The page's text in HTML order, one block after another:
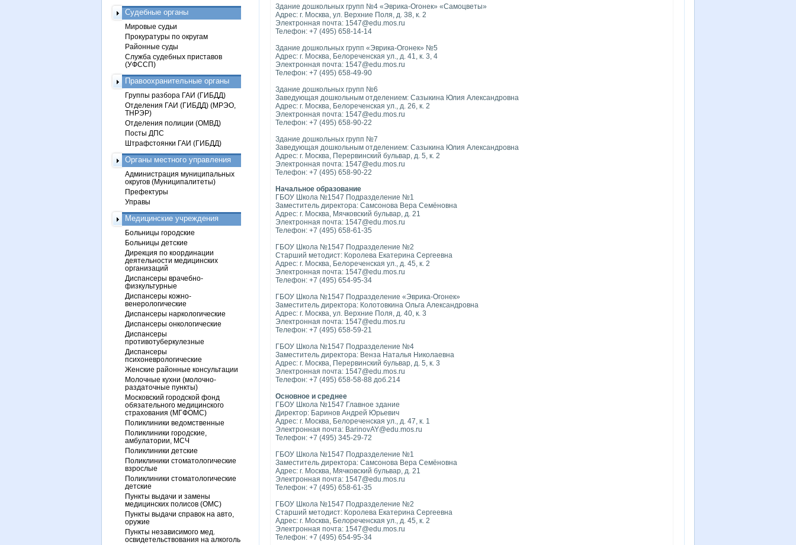
Здание дошкольных групп №4 «Эврика-Огонек» «Самоцветы»
Адрес: г. Москва, ул. Верхние Поля, д. 38, к. 2
Электронная почта: 1547@edu.mos.ru
Телефон: +7 (495) 658-14-14
Здание дошкольных групп «Эврика-Огонек» №5
Адрес: г. Москва, Белореченская ул., д. 41, к. 3, 4
Электронная почта: 1547@edu.mos.ru
Телефон: +7 (495) 658-49-90
Здание дошкольных групп №6
Заведующая дошкольным отделением: Сазыкина Юлия Александровна
Адрес: г. Москва, Белореченская ул., д. 26, к. 2
Электронная почта: 1547@edu.mos.ru
Телефон: +7 (495) 658-90-22
Здание дошкольных групп №7
Заведующая дошкольным отделением: Сазыкина Юлия Александровна
Адрес: г. Москва, Перервинский бульвар, д. 5, к. 2
Электронная почта: 1547@edu.mos.ru
Телефон: +7 (495) 658-90-22
Начальное образование
ГБОУ Школа №1547 Подразделение №1
Заместитель директора: Самсонова Вера Семёновна
Адрес: г. Москва, Мячковский бульвар, д. 21
Электронная почта: 1547@edu.mos.ru
Телефон: +7 (495) 658-61-35
ГБОУ Школа №1547 Подразделение №2
Старший методист: Королева Екатерина Сергеевна
Адрес: г. Москва, Белореченская ул., д. 45, к. 2
Электронная почта: 1547@edu.mos.ru
Телефон: +7 (495) 654-95-34
ГБОУ Школа №1547 Подразделение «Эврика-Огонек»
Заместитель директора: Колотовкина Ольга Александровна
Адрес: г. Москва, ул. Верхние Поля, д. 40, к. 3
Электронная почта: 1547@edu.mos.ru
Телефон: +7 (495) 658-59-21
ГБОУ Школа №1547 Подразделение №4
Заместитель директора: Венза Наталья Николаевна
Адрес: г. Москва, Перервинский бульвар, д. 5, к. 3
Электронная почта: 1547@edu.mos.ru
Телефон: +7 (495) 658-58-88 доб.214
Основное и среднее
ГБОУ Школа №1547 Главное здание
Директор: Баринов Андрей Юрьевич
Адрес: г. Москва, Белореченская ул., д. 47, к. 1
Электронная почта: BarinovAY@edu.mos.ru
Телефон: +7 (495) 345-29-72
ГБОУ Школа №1547 Подразделение №1
Заместитель директора: Самсонова Вера Семёновна
Адрес: г. Москва, Мячковский бульвар, д. 21
Электронная почта: 1547@edu.mos.ru
Телефон: +7 (495) 658-61-35
ГБОУ Школа №1547 Подразделение №2
Старший методист: Королева Екатерина Сергеевна
Адрес: г. Москва, Белореченская ул., д. 45, к. 2
Электронная почта: 1547@edu.mos.ru
Телефон: +7 (495) 654-95-34
Судебные органы
Мировые судьи
Прокуратуры по округам
Районные суды
Служба судебных приставов
(УФССП)
Правоохранительные органы
Группы разбора ГАИ (ГИБДД)
Отделения ГАИ (ГИБДД) (МРЭО,
ТНРЭР)
Отделения полиции (ОМВД)
Посты ДПС
Штрафстоянки ГАИ (ГИБДД)
Органы местного управления
Администрация муниципальных
округов (Муниципалитеты)
Префектуры
Управы
Медицинские учреждения
Больницы городские
Больницы детские
Дирекция по координации
деятельности медицинских
организаций
Диспансеры врачебно-
физкультурные
Диспансеры кожно-
венерологические
Диспансеры наркологические
Диспансеры онкологические
Диспансеры
противотуберкулезные
Диспансеры
психоневрологические
Женские районные консультации
Молочные кухни (молочно-
раздаточные пункты)
Московский городской фонд
обязательного медицинского
страхования (МГФОМС)
Поликлиники ведомственные
Поликлиники городские,
амбулатории, МСЧ
Поликлиники детские
Поликлиники стоматологические
взрослые
Поликлиники стоматологические
детские
Пункты выдачи и замены
медицинских полисов (ОМС)
Пункты выдачи справок на авто,
оружие
Пункты независимого мед.
освидетельствования на алкоголь